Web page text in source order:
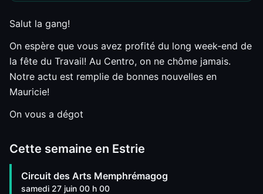
Salut la gang!
On espère que vous avez profité du long week-end de
la fête du Travail! Au Centro, on ne chôme jamais.
Notre actu est remplie de bonnes nouvelles en
Mauricie!
On vous a dégot
Cette semaine en Estrie
Circuit des Arts Memphrémagog
samedi 27 juin 00 h 00